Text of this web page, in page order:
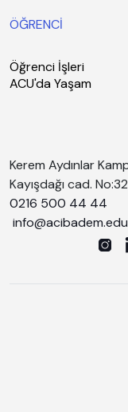
ÖĞRENCİ
Öğrenci İşleri
ACU'da Yaşam
Kerem Aydınlar
Kayışdağı cad.
0216 500 44 44